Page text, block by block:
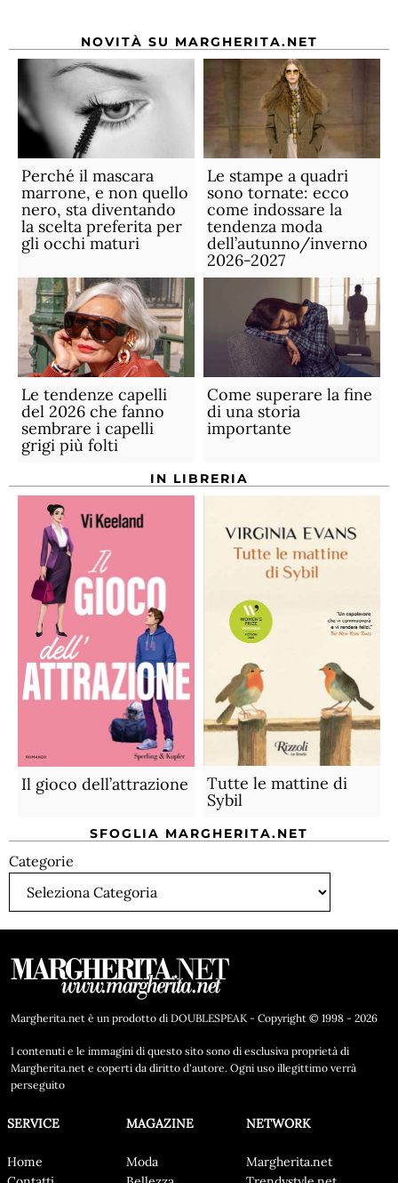
NOVITÀ SU MARGHERITA.NET
Perché il mascara
marrone, e non quello
nero, sta diventando
la scelta preferita per
gli occhi maturi
Le stampe a quadri
sono tornate: ecco
come indossare la
tendenza moda
dell’autunno/inverno
2026-2027
Le tendenze capelli
del 2026 che fanno
sembrare i capelli
grigi più folti
Come superare la fine
di una storia
importante
IN LIBRERIA
Il gioco dell’attrazione
Tutte le mattine di
Sybil
SFOGLIA MARGHERITA.NET
Categorie
Margherita.net è un prodotto di DOUBLESPEAK - Copyright © 1998 - 2026
I contenuti e le immagini di questo sito sono di esclusiva proprietà di
Margherita.net e coperti da diritto d'autore. Ogni uso illegittimo verrà
perseguito
SERVICE
Home
MAGAZINE
Moda
NETWORK
Margherita.net